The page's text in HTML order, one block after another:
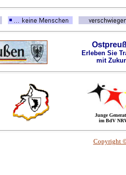
Erleben Sie
mit
Junge
im BdV
Copyright